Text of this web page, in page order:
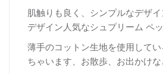
肌触りも良く、シンプルなデザ
デザイン人気なシュプリーム ペ
薄手のコットン生地を使用して
ちゃいます、お散歩、お出かけな